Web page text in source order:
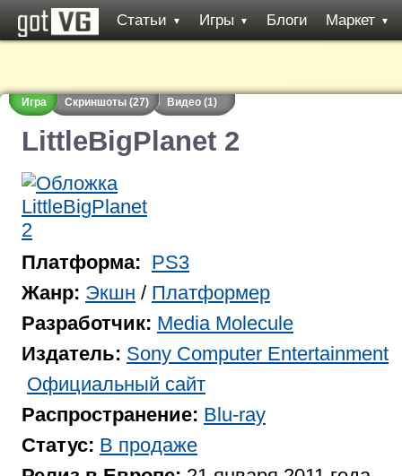
Статьи ▼ Игры ▼ Блоги Маркет ▼
Игра Скриншоты (27) Видео (1)
LittleBigPlanet 2
Платформа: PS3
Жанр: Экшн / Платформер
Разработчик: Media Molecule
Издатель: Sony Computer Entertainment
Официальный сайт
Распространение: Blu-ray
Статус: В продаже